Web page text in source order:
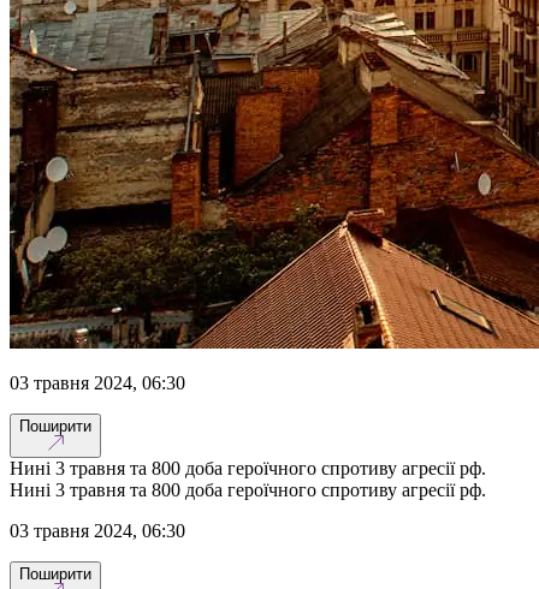
03 травня 2024, 06:30
Поширити
Нині 3 травня та 800 доба героїчного спротиву агресії рф.
Нині 3 травня та 800 доба героїчного спротиву агресії рф.
03 травня 2024, 06:30
Поширити